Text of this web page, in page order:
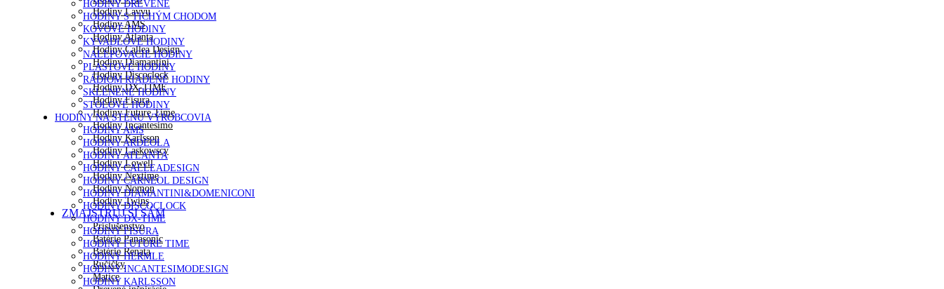
Hodiny Lavvu
Hodiny AMS
Hodiny Atlanta
Hodiny Callea Design
Hodiny Diamantini
Hodiny Discoclock
Hodiny DX-TIME
Hodiny Fisura
Hodiny Future Time
Hodiny Incantesimo
Hodiny Karlsson
Hodiny Laskowscy
Hodiny Lowell
Hodiny Nextime
Hodiny Nomon
Hodiny Twins
ZMAJSTRUJ SI SÁM
Príslušenstvo
Batérie Panasonic
Batérie Renata
Ručičky
Matice
HODINY DREVENÉ
HODINY S TICHÝM CHODOM
KOVOVÉ HODINY
KYVADLOVÉ HODINY
NALEPOVACIE HODINY
PLASTOVÉ HODINY
RÁDIOM RIADENÉ HODINY
SKLENENÉ HODINY
STOLOVÉ HODINY
HODINY NA STENU VÝROBCOVIA
HODINY AMS
HODINY ARDEOLA
HODINY ATLANTA
HODINY CALLEADESIGN
HODINY CARNEOL DESIGN
HODINY DIAMANTINI&DOMENICONI
HODINY DISCOCLOCK
HODINY DX-TIME
HODINY FISURA
HODINY FUTURE TIME
HODINY HERMLE
HODINY INCANTESIMODESIGN
HODINY KARLSSON